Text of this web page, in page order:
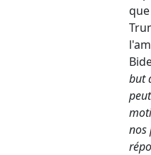
but
nos